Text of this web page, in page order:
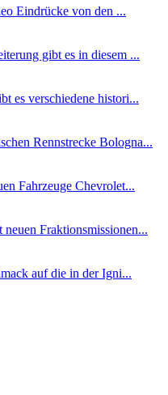
Eindrücke von den ...
gibt es in diesem ...
es verschiedene histori...
Rennstrecke Bologna...
Fahrzeuge Chevrolet...
Fraktionsmissionen...
auf die in der Igni...